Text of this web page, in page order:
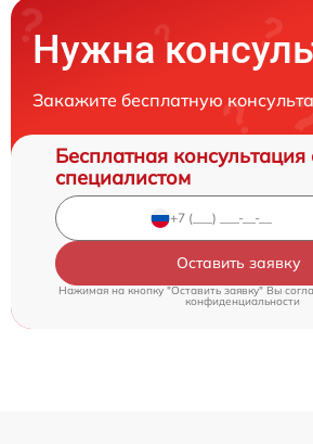
Нужна
Закажите бесплатную
Бесплатная консультация
специалистом
Оставить заявку
Нажимая на кнопку "Оставить заявку" Вы
конфиденциальности